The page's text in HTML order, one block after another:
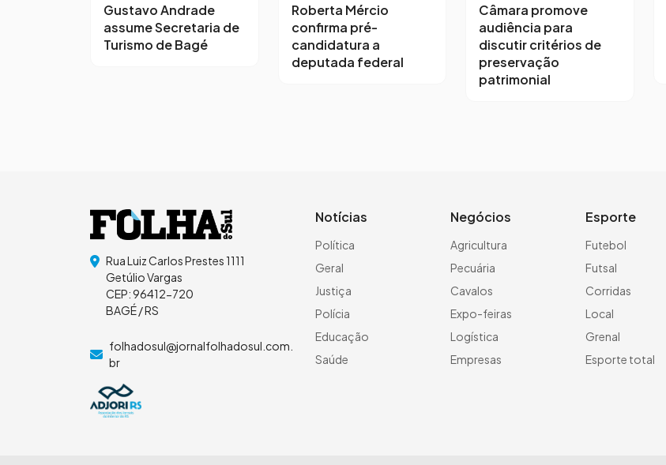
Gustavo Andrade
assume Secretaria de
Turismo de Bagé
Roberta Mércio
confirma pré-
candidatura a
deputada federal
Câmara promove
audiência para
discutir critérios de
preservação
patrimonial
Rua Luiz Carlos Prestes 1111
Getúlio Vargas
CEP: 96412-720
BAGÉ / RS
folhadosul@jornalfolhadosul.com.
br
Notícias
Política
Geral
Justiça
Polícia
Educação
Saúde
Negócios
Agricultura
Pecuária
Cavalos
Expo-feiras
Logística
Empresas
Esporte
Futebol
Futsal
Corridas
Local
Grenal
Esporte total